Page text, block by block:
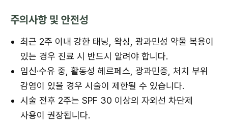
주의사항 및 안전성
최근 2주 이내 강한 태닝, 왁싱, 광과민성 약물 복용이
있는 경우 진료 시 반드시 알려야 합니다.
임신·수유 중, 활동성 헤르페스, 광과민증, 처치 부위
감염이 있을 경우 시술이 제한될 수 있습니다.
시술 전후 2주는 SPF 30 이상의 자외선 차단제
사용이 권장됩니다.